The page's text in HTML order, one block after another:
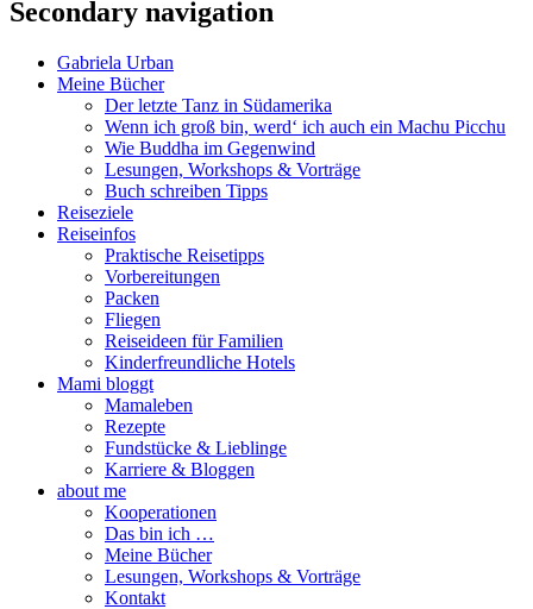
Secondary navigation
Gabriela Urban
Meine Bücher
Der letzte Tanz in Südamerika
Wenn ich groß bin, werd‘ ich auch ein Machu Picchu
Wie Buddha im Gegenwind
Lesungen, Workshops & Vorträge
Buch schreiben Tipps
Reiseziele
Reiseinfos
Praktische Reisetipps
Vorbereitungen
Packen
Fliegen
Reiseideen für Familien
Kinderfreundliche Hotels
Mami bloggt
Mamaleben
Rezepte
Fundstücke & Lieblinge
Karriere & Bloggen
about me
Kooperationen
Das bin ich …
Meine Bücher
Lesungen, Workshops & Vorträge
Kontakt